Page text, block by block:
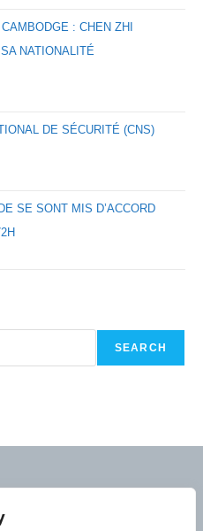
: CHEN ZHI
NATIONALITÉ
DE SÉCURITÉ (CNS)
SE SONT MIS D’ACCORD
SEARCH